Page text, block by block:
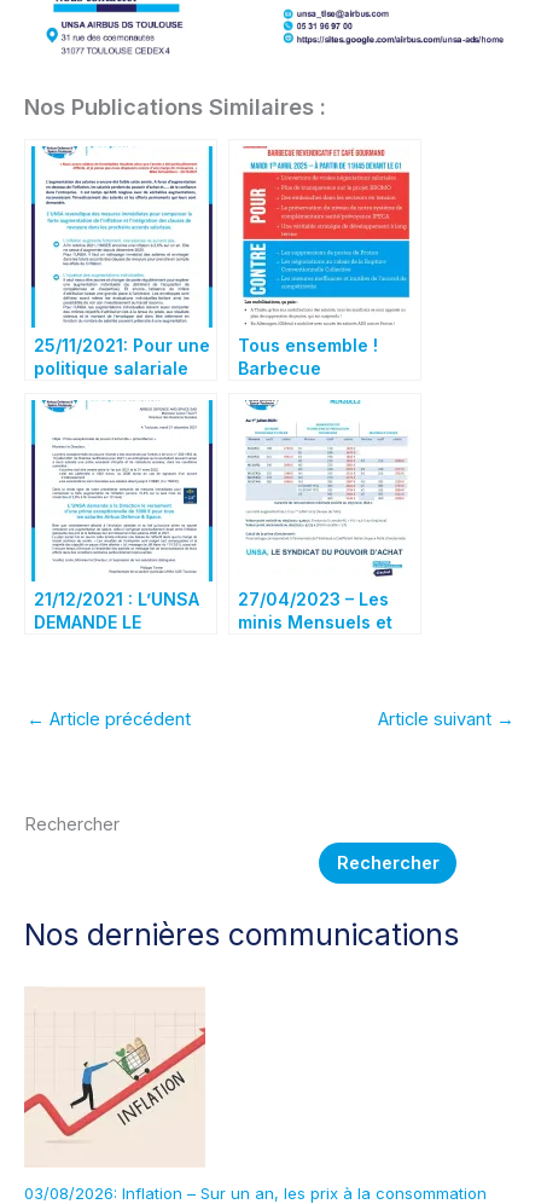
Nos Publications Similaires :
25/11/2021: Pour une
politique salariale
Tous ensemble !
Barbecue
gourmand le 1er avril
21/12/2021 : L’UNSA
DEMANDE LE
27/04/2023 – Les
minis Mensuels et
← Article précédent Article suivant →
Rechercher
Rechercher
Nos dernières communications
03/08/2026: Inflation – Sur un an, les prix à la consommation